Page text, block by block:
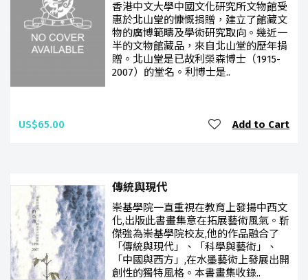
香港中文大學中國文化研究所文物館受
惠於北山堂的慷慨捐贈，建立了館藏文
物的廣博範疇及學術研究取向。幾近一
半的文物館藏品，來自北山堂的歷年捐
贈。北山堂是已故利榮森博士（1915-
2007）的堂名。利博士是..
US$65.00 Add to Cart
傳統與現代
崇基學院一直重視在教育上發揚中西文
化,出版此書畫集意在拓展藝術風氣。靳
傑強為崇基學院校友,他的作品融合了
「傳統與現代」、「科學與藝術」、
「中國與西方」,在水墨藝術上發展出開
創性的獨特風格。本書畫集收錄..